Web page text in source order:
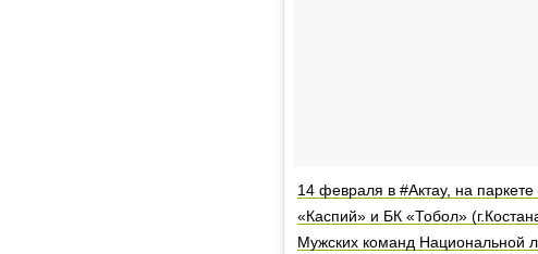
14 февраля в #Актау, на
«Каспий» и БК «Тобол»
Мужских команд Национальной